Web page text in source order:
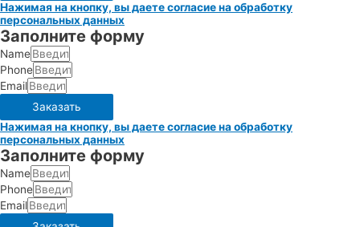
Нажимая на кнопку, вы даете согласие на обработку
персональных данных
Заполните форму
Name
Phone
Email
Заказать
Нажимая на кнопку, вы даете согласие на обработку
персональных данных
Заполните форму
Name
Phone
Email